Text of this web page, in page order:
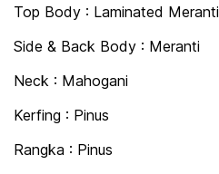
Top Body : Laminated Meranti
Side & Back Body : Meranti
Neck : Mahogani
Kerfing : Pinus
Rangka : Pinus